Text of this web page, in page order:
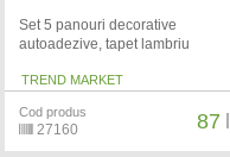
Set 5 panouri decorative
autoadezive, tapet lambriu
TREND MARKET
Cod produs
27160 87